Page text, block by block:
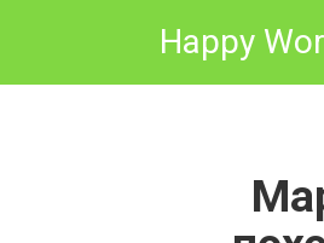
Happy